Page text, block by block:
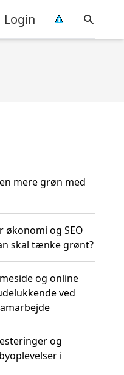
Login
mere grøn med
og SEO
skal tænke grønt?
og online
ved
og
i